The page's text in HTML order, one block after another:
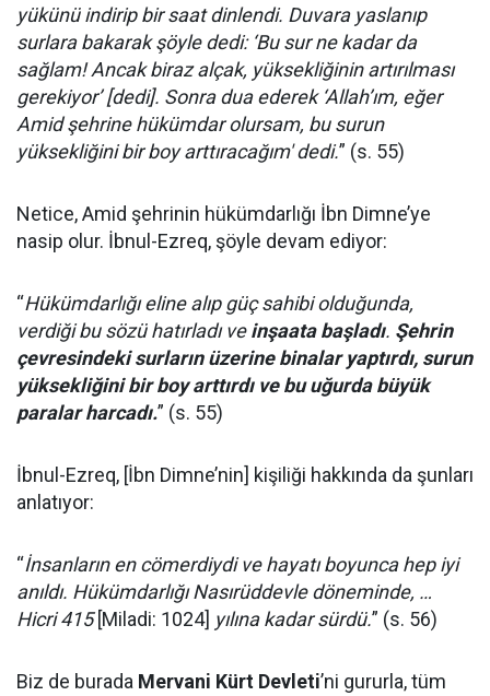
yükünü indirip bir saat dinlendi. Duvara yaslanıp
surlara bakarak şöyle dedi: ‘Bu sur ne kadar da
sağlam! Ancak biraz alçak, yüksekliğinin artırılması
gerekiyor’ [dedi]. Sonra dua ederek ‘Allah’ım, eğer
Amid şehrine hükümdar olursam, bu surun
yüksekliğini bir boy arttıracağım' dedi.” (s. 55)
Netice, Amid şehrinin hükümdarlığı İbn Dimne’ye
nasip olur. İbnul-Ezreq, şöyle devam ediyor:
“Hükümdarlığı eline alıp güç sahibi olduğunda,
verdiği bu sözü hatırladı veinşaata başladı. Şehrin
çevresindeki surların üzerine binalar yaptırdı, surun
yüksekliğini bir boy arttırdı ve bu uğurda büyük
paralar harcadı.” (s. 55)
İbnul-Ezreq, [İbn Dimne’nin] kişiliği hakkında da şunları
anlatıyor:
“İnsanların en cömerdiydi ve hayatı boyunca hep iyi
anıldı. Hükümdarlığı Nasırüddevle döneminde, …
Hicri 415[Miladi: 1024] yılına kadar sürdü.” (s. 56)
Biz de burada Mervani Kürt Devleti’ni gururla, tüm